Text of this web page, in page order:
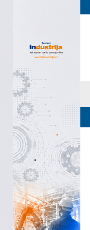
V PLUS: Nova era CNC